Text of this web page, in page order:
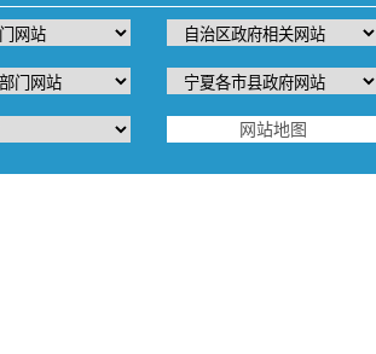
网站地图